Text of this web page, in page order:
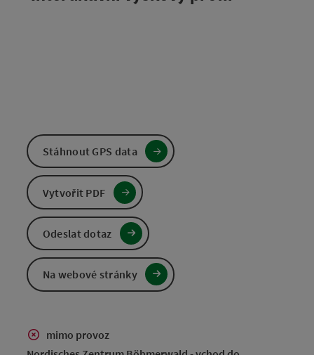
mimo provoz
Stáhnout GPS data
Vytvořit PDF
Odeslat dotaz
Na webové stránky